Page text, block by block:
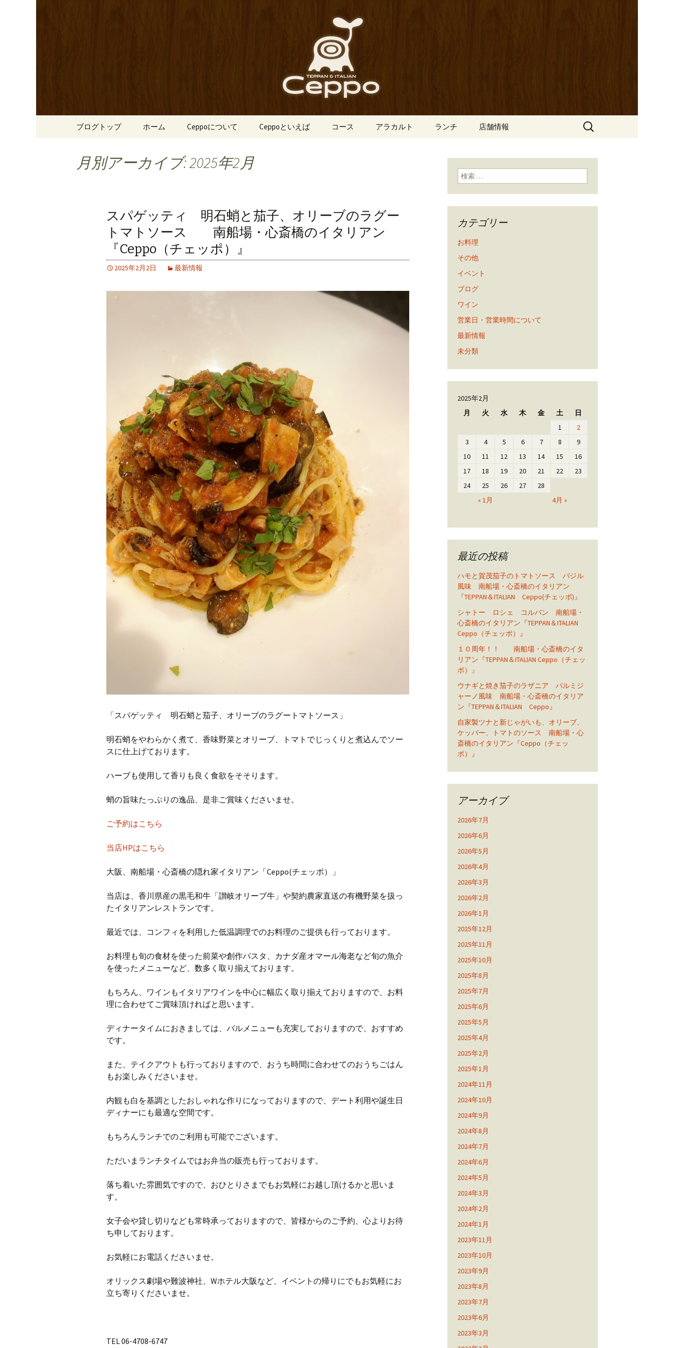
南船場・心斎橋のイタリアン
「Ceppo（チェッポ）」の公式ブログ
リーブ牛のステーキのほか、バルメニューも豊富にご用意。デートにも一人飲みのお客様にもぴった
コンテンツへ移動
ブログトップ ホーム Ceppoについて Ceppoといえば コース アラカルト ランチ 店舗情報
検
月別アーカイブ: 2025年2月
スパゲッティ 明石蛸と茄子、オリーブのラグー
トマトソース 南船場・心斎橋のイタリアン
『Ceppo（チェッポ）』
2025年2月2日 最新情報
「スパゲッティ 明石蛸と茄子、オリーブのラグートマトソース」
明石蛸をやわらかく煮て、香味野菜とオリーブ、トマトでじっくりと煮込んでソー
スに仕上げております。
ハーブも使用して香りも良く食欲をそそります。
蛸の旨味たっぷりの逸品、是非ご賞味くださいませ。
ご予約はこちら
当店HPはこちら
大阪、南船場・心斎橋の隠れ家イタリアン「Ceppo(チェッポ）」
当店は、香川県産の黒毛和牛「讃岐オリーブ牛」や契約農家直送の有機野菜を扱っ
たイタリアンレストランです。
最近では、コンフィを利用した低温調理でのお料理のご提供も行っております。
お料理も旬の食材を使った前菜や創作パスタ、カナダ産オマール海老など旬の魚介
を使ったメニューなど、数多く取り揃えております。
もちろん、ワインもイタリアワインを中心に幅広く取り揃えておりますので、お料
理に合わせてご賞味頂ければと思います。
ディナータイムにおきましては、バルメニューも充実しておりますので、おすすめ
です。
また、テイクアウトも行っておりますので、おうち時間に合わせてのおうちごはん
もお楽しみくださいませ。
内観も白を基調としたおしゃれな作りになっておりますので、デート利用や誕生日
ディナーにも最適な空間です。
もちろんランチでのご利用も可能でございます。
ただいまランチタイムではお弁当の販売も行っております。
落ち着いた雰囲気ですので、おひとりさまでもお気軽にお越し頂けるかと思いま
す。
女子会や貸し切りなども常時承っておりますので、皆様からのご予約、心よりお待
ち申しております。
お気軽にお電話くださいませ。
オリックス劇場や難波神社、Wホテル大阪など、イベントの帰りにでもお気軽にお
立ち寄りくださいませ。
TEL 06-4708-6747
検索:
カテゴリー
お料理
その他
イベント
ブログ
ワイン
営業日・営業時間について
最新情報
未分類
2025年2月
月
火 水 木 金 土 日
« 1月 4月 »
1
2
3
4 5 6 7 8
9
10
11 12 13 14 15
16
17
18 19 20 21 22
23
24
25 26 27 28
最近の投稿
ハモと賀茂茄子のトマトソース バジル
風味 南船場・心斎橋のイタリアン
『TEPPAN＆ITALIAN Ceppo(チェッポ)』
シャトー ロシェ コルバン 南船場・
心斎橋のイタリアン『TEPPAN＆ITALIAN
Ceppo（チェッポ）』
１０周年！！ 南船場・心斎橋のイタ
リアン『TEPPAN＆ITALIAN Ceppo（チェッ
ポ）』
ウナギと焼き茄子のラザニア パルミジ
ャーノ風味 南船場・心斎橋のイタリア
ン『TEPPAN＆ITALIAN Ceppo』
自家製ツナと新じゃがいも、オリーブ、
ケッパー、トマトのソース 南船場・心
斎橋のイタリアン『Ceppo（チェッ
ポ）』
アーカイブ
2026年7月
2026年6月
2026年5月
2026年4月
2026年3月
2026年2月
2026年1月
2025年12月
2025年11月
2025年10月
2025年8月
2025年7月
2025年6月
2025年5月
2025年4月
2025年2月
2025年1月
2024年11月
2024年10月
2024年9月
2024年8月
2024年7月
2024年6月
2024年5月
2024年3月
2024年2月
2024年1月
2023年11月
2023年10月
2023年9月
2023年8月
2023年7月
2023年6月
2023年3月